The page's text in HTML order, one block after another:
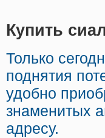
Купить
Только
поднятия
удобно
знаменитых
адресу.